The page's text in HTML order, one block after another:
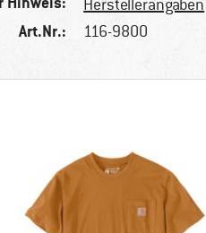
Herstellerangaben
Art.Nr.: 116-9800